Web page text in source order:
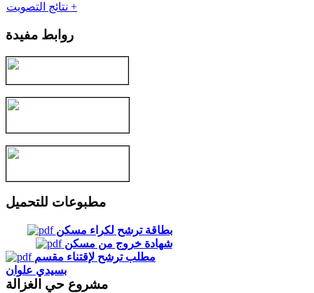
نتائج التصويت +
روابط مفيدة
مطبوعات للتحميل
بطاقة ترشح لكراء مسكن
شهادة خروج من مسكن
مطلب ترشح لإقتناء مقسم
بسيدي علوان
مشروع حي الغزالة